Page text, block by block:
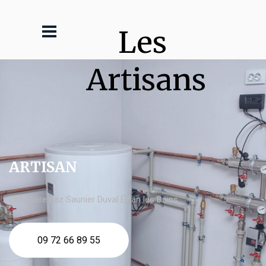
Les
Artisans
ARTISAN
chaudière gaz Saunier Duval Évian les Bains
09 72 66 89 55